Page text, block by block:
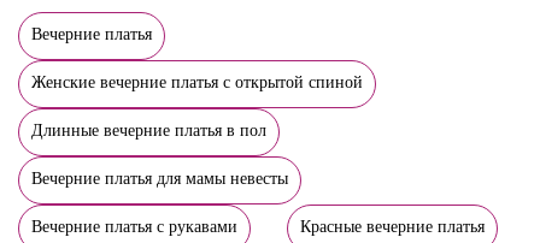
Вечерние платья
Женские вечерние платья с открытой спиной
Длинные вечерние платья в пол
Вечерние платья для мамы невесты
Вечерние платья с рукавами Красные вечерние платья